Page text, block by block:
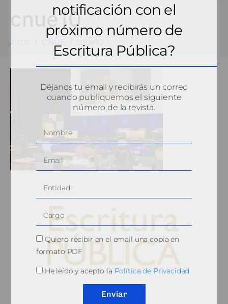
cnue10
Inicio CNUE
notificación con el
próximo número de
Escritura Pública?
Déjanos tu email y recibirás un correo
cuando publiquemos el siguiente
número de la revista.
Quiero recibir en el email una copia en
formato PDF
He leído y acepto la Política de Privacidad
Enviar